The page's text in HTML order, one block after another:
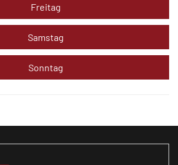
Freitag
Samstag
Sonntag